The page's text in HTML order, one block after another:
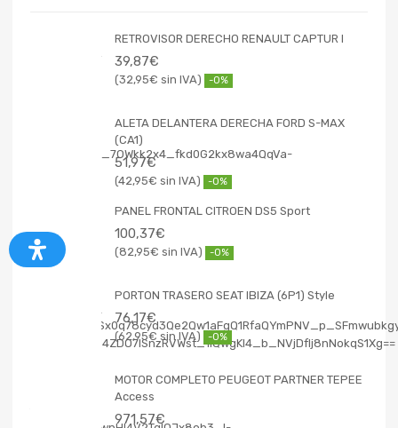
RETROVISOR DERECHO RENAULT CAPTUR I
39,87€
32,95€ -0%
ALETA DELANTERA DERECHA FORD S-MAX
(CA1)
51,97€
42,95€ -0%
PANEL FRONTAL CITROEN DS5 Sport
100,37€
82,95€ -0%
PORTON TRASERO SEAT IBIZA (6P1) Style
76,17€
62,95€ -0%
MOTOR COMPLETO PEUGEOT PARTNER TEPEE
Access
971,57€